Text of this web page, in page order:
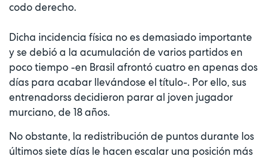
codo derecho.
Dicha incidencia física no es demasiado importante
y se debió a la acumulación de varios partidos en
poco tiempo -en Brasil afrontó cuatro en apenas dos
días para acabar llevándose el título-. Por ello, sus
entrenadorss decidieron parar al joven jugador
murciano, de 18 años.
No obstante, la redistribución de puntos durante los
últimos siete días le hacen escalar una posición más